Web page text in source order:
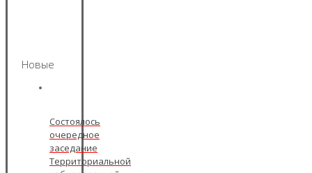
Новые
Состоялось
очередное
заседание
Территориальной